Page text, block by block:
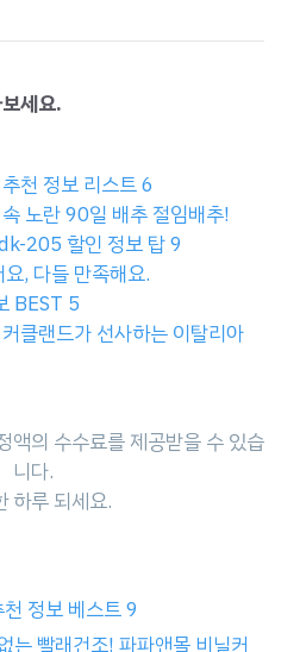
세요.
천 정보 리스트 6
노란 90일 배추 절임배추!
205 할인 정보 탑 9
, 다들 만족해요.
BEST 5
클랜드가 선사하는 이탈리아
액의 수수료를 제공받을 수 있습
니다.
하루 되세요.
정보 베스트 9
는 빨래건조! 파파앤몰 비닐커